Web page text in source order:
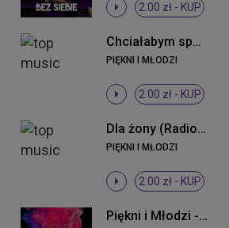
2.00 zł - KUP
Chciałabym spać z Tobą
PIĘKNI I MŁODZI
2.00 zł - KUP
Dla żony (Radio Edit)
PIĘKNI I MŁODZI
2.00 zł - KUP
Piękni i Młodzi - Długa noc ((Original Mix))